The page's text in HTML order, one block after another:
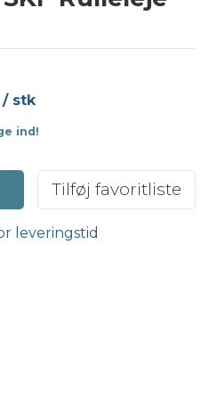
/ stk
ind!
Tilføj favoritliste
leveringstid